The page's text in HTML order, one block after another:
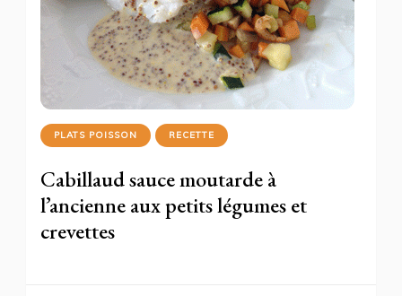
PLATS POISSON RECETTE
Cabillaud sauce moutarde à
l’ancienne aux petits légumes et
crevettes